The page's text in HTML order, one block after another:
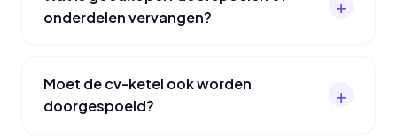
onderdelen vervangen?
Moet de cv-ketel ook worden
doorgespoeld?